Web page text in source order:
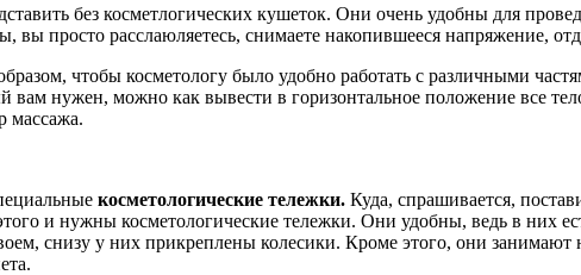
без косметлогических кушеток. Они очень удобны для
вы просто расслаюляетесь, снимаете накопившееся напряжение,
чтобы косметологу было удобно работать с различными
нужен, можно как вывести в горизонтальное положение все
массажа.
косметологические тележки. Куда, спрашивается,
и нужны косметологические тележки. Они удобны, ведь в них
снизу у них прикреплены колесики. Кроме этого, они занимают